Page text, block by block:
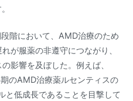
階において、AMD治療のため
が服薬の非遵守につながり、
影響を及ぼした。例えば、
のAMD治療薬ルセンティスの
と低成長であることを目撃して